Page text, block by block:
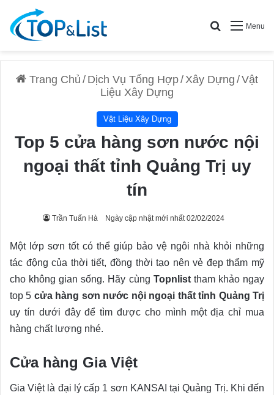
Menu
Search for
Trang Chủ / Dịch Vụ Tổng Hợp/Xây Dựng /Vật
Liệu Xây Dựng
Vật Liệu Xây Dựng
Top 5 cửa hàng sơn nước nội
ngoại thất tỉnh Quảng Trị uy
tín
Trần Tuấn Hà Ngày cập nhật mới nhất 02/02/2024
Một lớp sơn tốt có thể giúp bảo vệ ngôi nhà khỏi những
tác động của thời tiết, đồng thời tạo nên vẻ đẹp thẩm mỹ
cho không gian sống. Hãy cùng Topnlisttham khảo ngay
top 5 cửa hàng sơn nước nội ngoại thất tỉnh Quảng Trị
uy tín dưới đây để tìm được cho mình một địa chỉ mua
hàng chất lượng nhé.
Cửa hàng Gia Việt
Gia Việt là đại lý cấp 1 sơn KANSAI tại Quảng Trị. Khi đến